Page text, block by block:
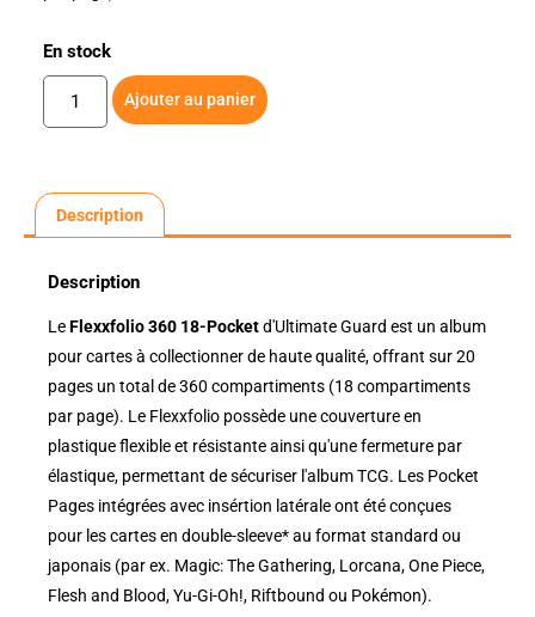
En stock
Ajouter au panier
Description
Description
LeFlexxfolio 360 18-Pocketd'Ultimate Guard est un album
pour cartes à collectionner de haute qualité, offrant sur 20
pages un total de 360 compartiments (18 compartiments
par page). Le Flexxfolio possède une couverture en
plastique flexible et résistante ainsi qu'une fermeture par
élastique, permettant de sécuriser l'album TCG. Les Pocket
Pages intégrées avec insértion latérale ont été conçues
pour les cartes en double-sleeve* au format standard ou
japonais (par ex. Magic: The Gathering, Lorcana, One Piece,
Flesh and Blood, Yu-Gi-Oh!, Riftbound ou Pokémon).